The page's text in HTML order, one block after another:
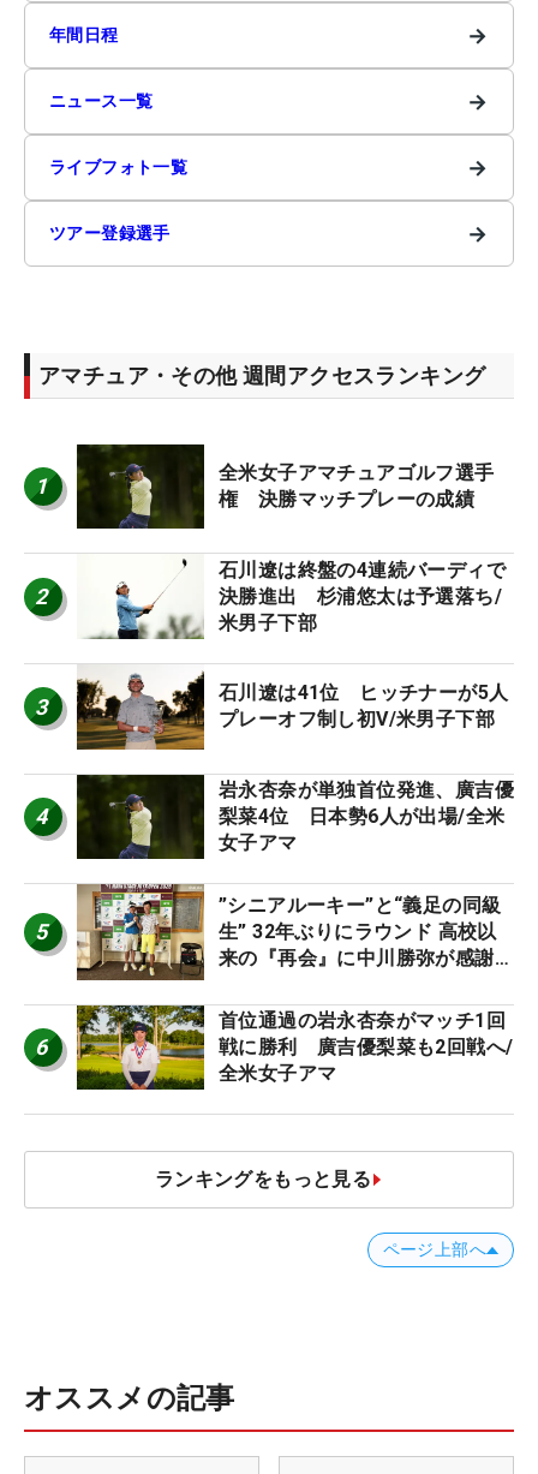
年間日程 →
ニュース一覧 →
ライブフォト一覧 →
ツアー登録選手 →
アマチュア・その他 週間アクセスランキング
1
全米女子アマチュアゴルフ選手
権 決勝マッチプレーの成績
2
石川遼は終盤の4連続バーディで
決勝進出 杉浦悠太は予選落ち/
米男子下部
3
石川遼は41位 ヒッチナーが5人
プレーオフ制し初V/米男子下部
4
岩永杏奈が単独首位発進、廣吉優
梨菜4位 日本勢6人が出場/全米
女子アマ
5
”シニアルーキー”と“義足の同級
生” 32年ぶりにラウンド 高校以
来の『再会』に中川勝弥が感謝
6
首位通過の岩永杏奈がマッチ1回
戦に勝利 廣吉優梨菜も2回戦へ/
全米女子アマ
ランキングをもっと見る
ページ上部へ
オススメの記事